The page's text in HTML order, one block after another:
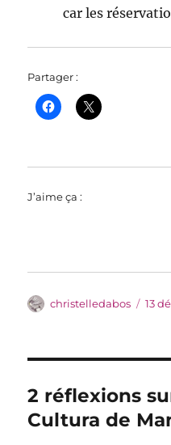
car les
Partager :
J’aime ça :
Auteur
christelledabos 13
2 réflexions
Cultura de